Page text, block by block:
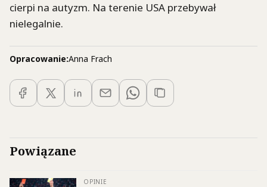
cierpi na autyzm. Na terenie USA przebywał
nielegalnie.
Opracowanie:Anna Frach
Powiązane
OPINIE